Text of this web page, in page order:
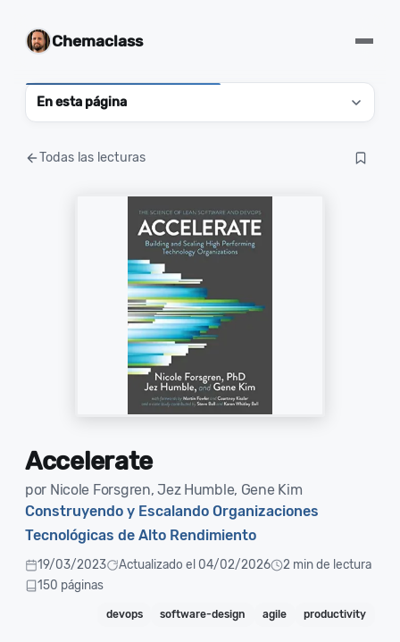
Chemaclass
En esta página
Todas las lecturas
Accelerate
por Nicole Forsgren, Jez Humble, Gene Kim
Construyendo y Escalando Organizaciones
Tecnológicas de Alto Rendimiento
19/03/2023 Actualizado el 04/02/2026
2 min de lectura
150 páginas
devops software-design agile productivity